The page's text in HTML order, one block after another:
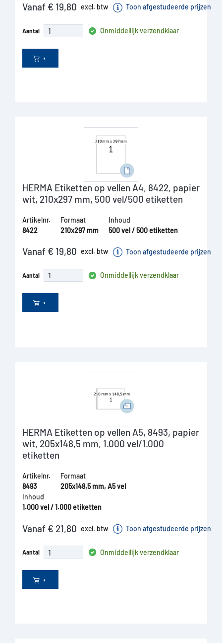
Vanaf € 19,80 excl. btw Toon afgestudeerde prijzen
Aantal Onmiddellijk verzendklaar
HERMA Etiketten op vellen A4, 8422, papier
wit, 210x297 mm, 500 vel/500 etiketten
Artikelnr.
8422
Formaat
210x297 mm
Inhoud
500 vel / 500 etiketten
Vanaf € 19,80 excl. btw Toon afgestudeerde prijzen
Aantal Onmiddellijk verzendklaar
HERMA Etiketten op vellen A5, 8493, papier
wit, 205x148,5 mm, 1.000 vel/1.000
etiketten
Artikelnr.
8493
Formaat
205x148,5 mm, A5 vel
Inhoud
1.000 vel / 1.000 etiketten
Vanaf € 21,80 excl. btw Toon afgestudeerde prijzen
Aantal Onmiddellijk verzendklaar